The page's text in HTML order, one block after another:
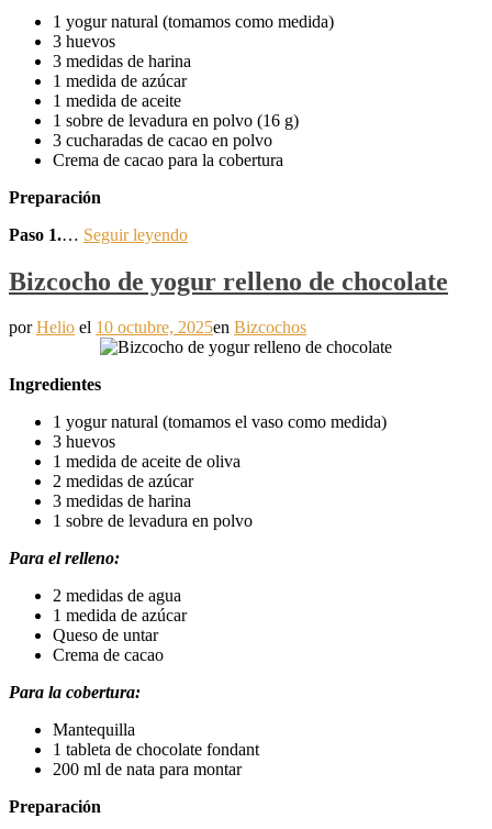
1 yogur natural (tomamos como medida)
3 huevos
3 medidas de harina
1 medida de azúcar
1 medida de aceite
1 sobre de levadura en polvo (16 g)
3 cucharadas de cacao en polvo
Crema de cacao para la cobertura
Preparación
Paso 1.… Seguir leyendo
Bizcocho de yogur relleno de chocolate
porHelio el 10 octubre, 2025en Bizcochos
Ingredientes
1 yogur natural (tomamos el vaso como medida)
3 huevos
1 medida de aceite de oliva
2 medidas de azúcar
3 medidas de harina
1 sobre de levadura en polvo
Para el relleno:
2 medidas de agua
1 medida de azúcar
Queso de untar
Crema de cacao
Para la cobertura:
Mantequilla
1 tableta de chocolate fondant
200 ml de nata para montar
Preparación